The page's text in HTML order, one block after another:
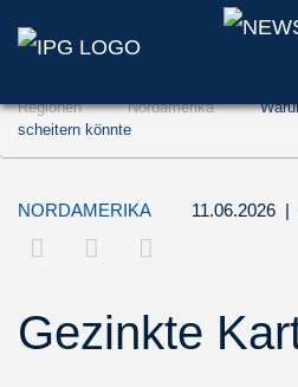
Zum Inhalt springen
Zur Suche springen
Regionen Nordamerika
scheitern könnte
NORDAMERIKA 11.06.2026 |
Gezinkte